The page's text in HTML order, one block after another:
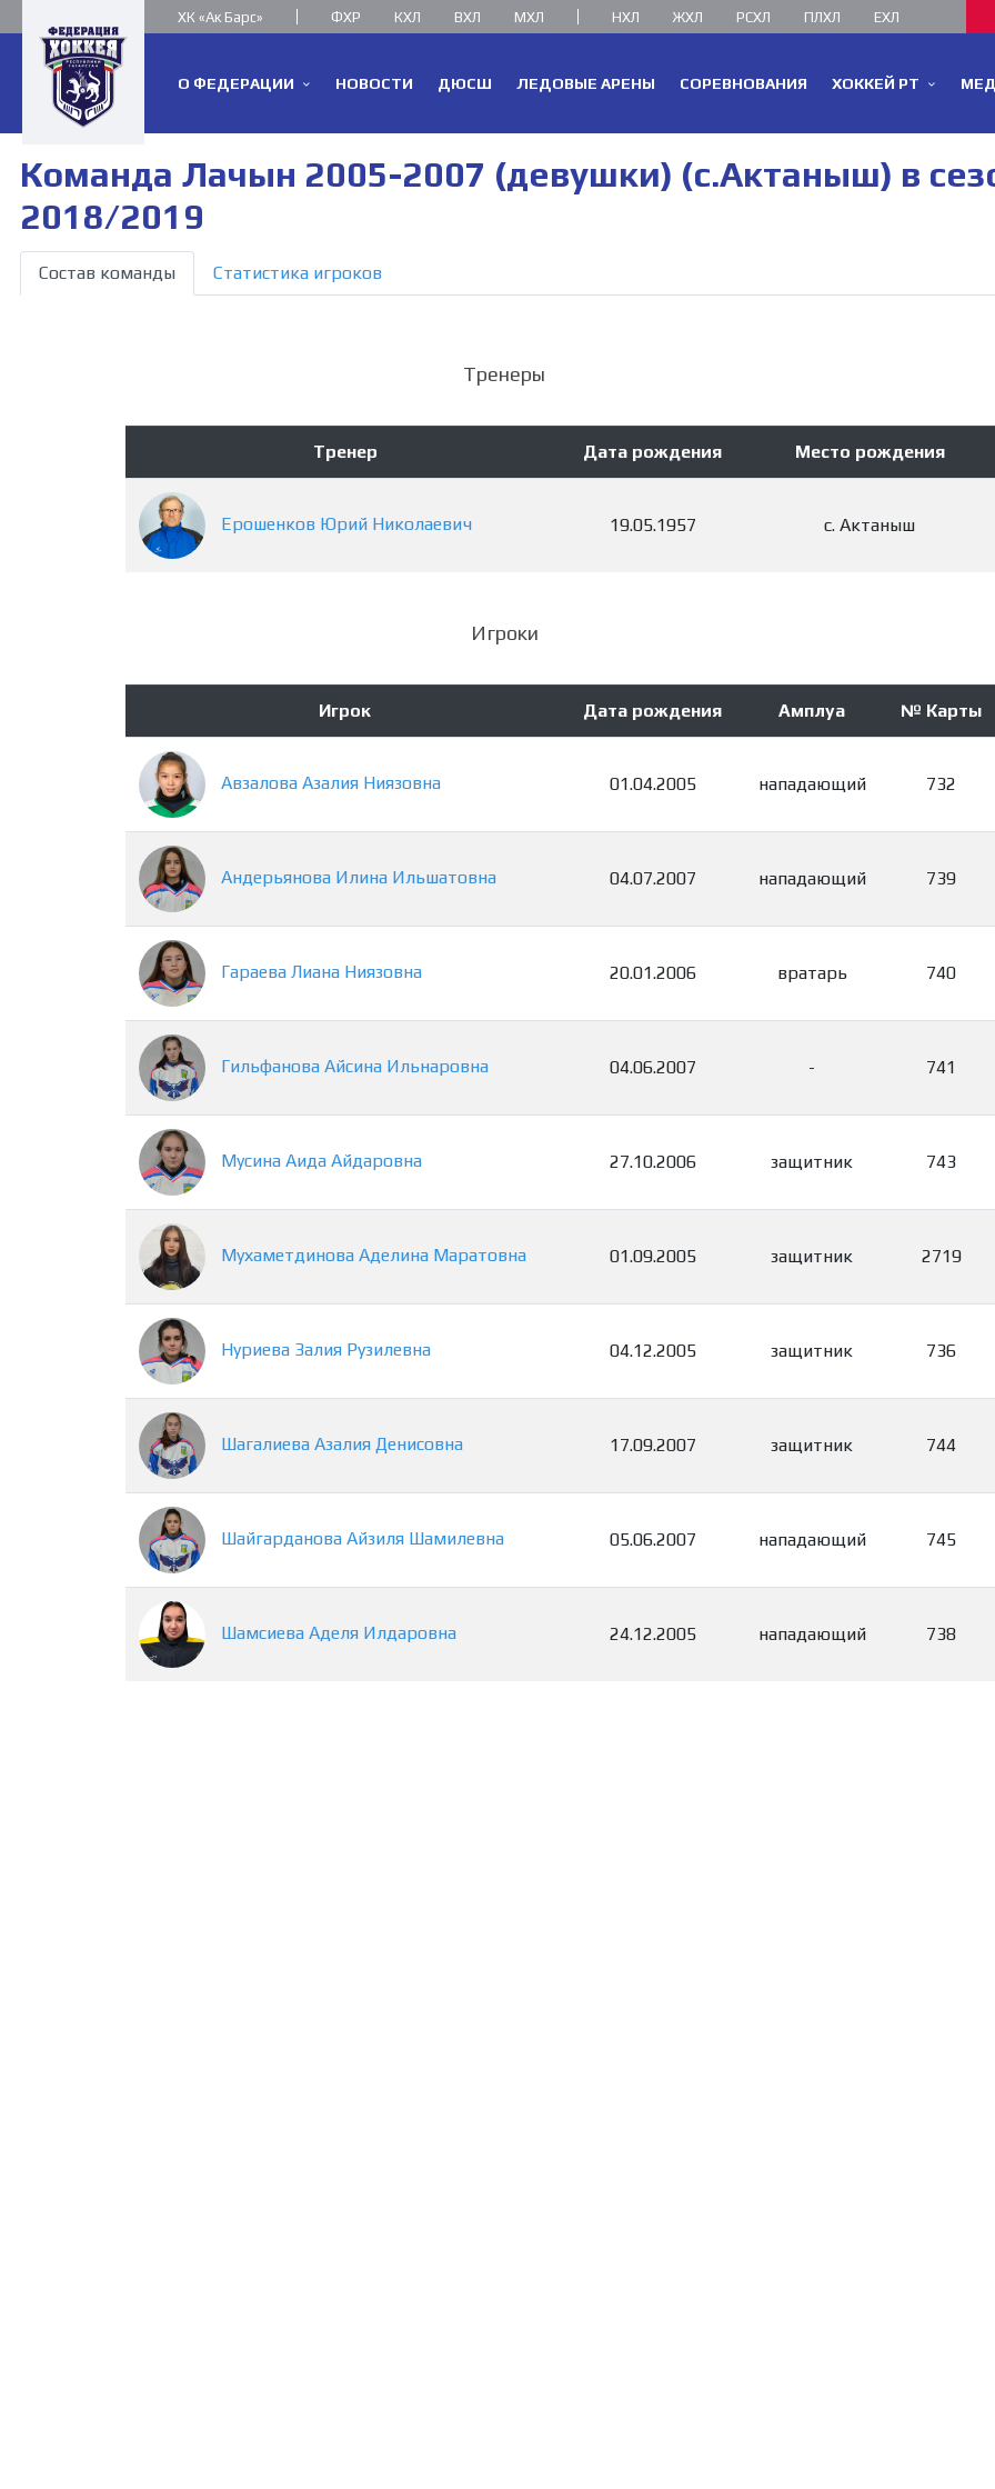
ХК «Ак Барс» ФХР КХЛ ВХЛ МХЛ НХЛ ЖХЛ РСХЛ ПЛХЛ ЕХЛ
О ФЕДЕРАЦИИ НОВОСТИ ДЮСШ ЛЕДОВЫЕ АРЕНЫ СОРЕВНОВАНИЯ ХОККЕЙ РТ
Команда Лачын 2005-2007 (девушки) (с.Актаныш) в
2018/2019
Состав команды Статистика игроков
Тренеры
Тренер Дата рождения Место рождения
Ерошенков Юрий Николаевич 19.05.1957 с. Актаныш
Игроки
Игрок Дата рождения Амплуа № Карты
Авзалова Азалия Ниязовна 01.04.2005 нападающий 732
Андерьянова Илина Ильшатовна 04.07.2007 нападающий 739
Гараева Лиана Ниязовна 20.01.2006 вратарь 740
Гильфанова Айсина Ильнаровна 04.06.2007 - 741
Мусина Аида Айдаровна 27.10.2006 защитник 743
Мухаметдинова Аделина Маратовна 01.09.2005 защитник 2719
Нуриева Залия Рузилевна 04.12.2005 защитник 736
Шагалиева Азалия Денисовна 17.09.2007 защитник 744
Шайгарданова Айзиля Шамилевна 05.06.2007 нападающий 745
Шамсиева Аделя Илдаровна 24.12.2005 нападающий 738